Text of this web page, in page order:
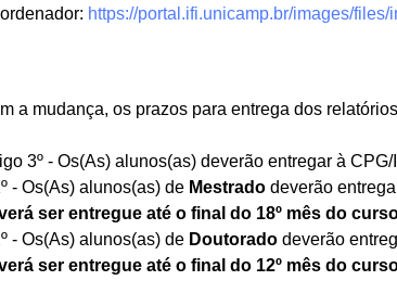
https://portal.ifi.unicamp.br/images/
a mudança, os prazos para entrega dos
3º - Os(As) alunos(as) deverão entregar à
- Os(As) alunos(as) de Mestrado deverão
ser entregue até o final do 18º mês do
- Os(As) alunos(as) de Doutorado deverão
ser entregue até o final do 12º mês do